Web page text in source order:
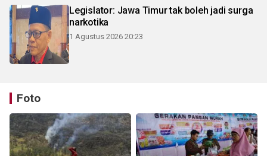
Legislator: Jawa Timur tak boleh jadi surga
narkotika
1 Agustus 2026 20:23
Foto